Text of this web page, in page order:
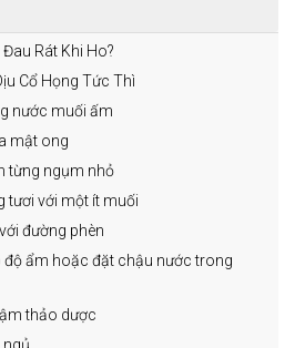
Rát Khi Ho?
Cổ Họng Tức Thì
nước muối ấm
mật ong
từng ngụm nhỏ
tươi với một ít muối
đường phèn
độ ẩm hoặc đặt chậu nước trong
thảo dược